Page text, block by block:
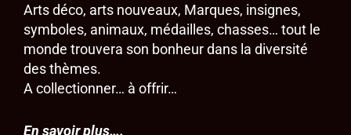
Arts déco, arts nouveaux, Marques, insignes,
symboles, animaux, médailles, chasses… tout le
monde trouvera son bonheur dans la diversité
des thèmes.
A collectionner… à offrir…
En savoir plus….